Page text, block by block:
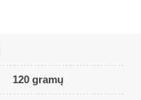
120 gramų